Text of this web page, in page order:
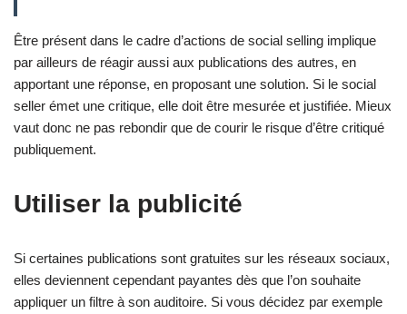
Être présent dans le cadre d’actions de social selling implique
par ailleurs de réagir aussi aux publications des autres, en
apportant une réponse, en proposant une solution. Si le social
seller émet une critique, elle doit être mesurée et justifiée. Mieux
vaut donc ne pas rebondir que de courir le risque d’être critiqué
publiquement.
Utiliser la publicité
Si certaines publications sont gratuites sur les réseaux sociaux,
elles deviennent cependant payantes dès que l’on souhaite
appliquer un filtre à son auditoire. Si vous décidez par exemple